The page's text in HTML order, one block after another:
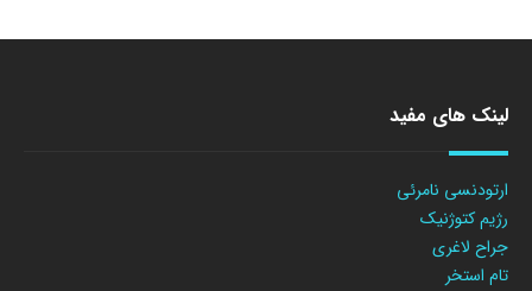
لینک های مفید
ارتودنسی نامرئی
رژیم کتوژنیک
جراح لاغری
تام استخر